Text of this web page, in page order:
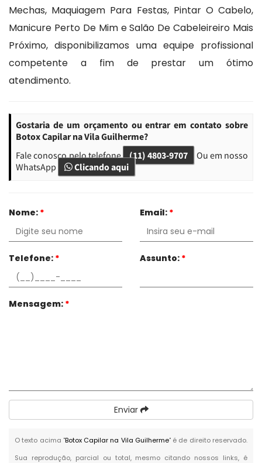
Mechas, Maquiagem Para Festas, Pintar O Cabelo,
Manicure Perto De Mim e Salão De Cabeleireiro Mais
Próximo, disponibilizamos uma equipe profissional
competente a fim de prestar um ótimo
atendimento.
Gostaria de um orçamento ou entrar em contato sobre
Botox Capilar na Vila Guilherme?
Fale conosco pelo telefone (11) 4803-9707
Ou em nosso
WhatsApp
Clicando aqui
Nome: * Email: *
Telefone: * Assunto: *
Mensagem: *
Enviar
O texto acima "Botox Capilar na Vila Guilherme" é de direito reservado.
Sua reprodução, parcial ou total, mesmo citando nossos links, é